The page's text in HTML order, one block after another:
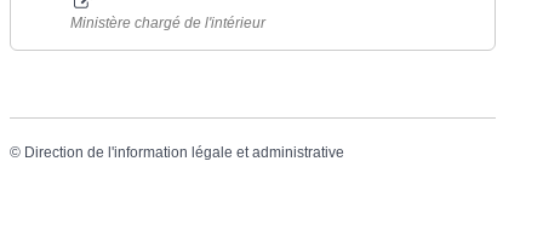
Ministère chargé de l'intérieur
© Direction de l'information légale et administrative